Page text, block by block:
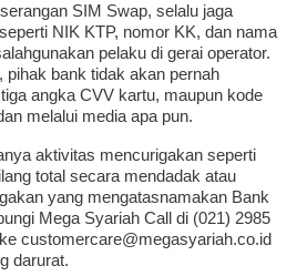
SIM Swap, selalu jaga
NIK KTP, nomor KK, dan nama
pelaku di gerai operator.
pihak bank tidak akan pernah
angka CVV kartu, maupun kode
melalui media apa pun.
aktivitas mencurigakan seperti
total secara mendadak atau
yang mengatasnamakan Bank
Mega Syariah Call di (021) 2985
customercare@megasyariah.co.id
darurat.